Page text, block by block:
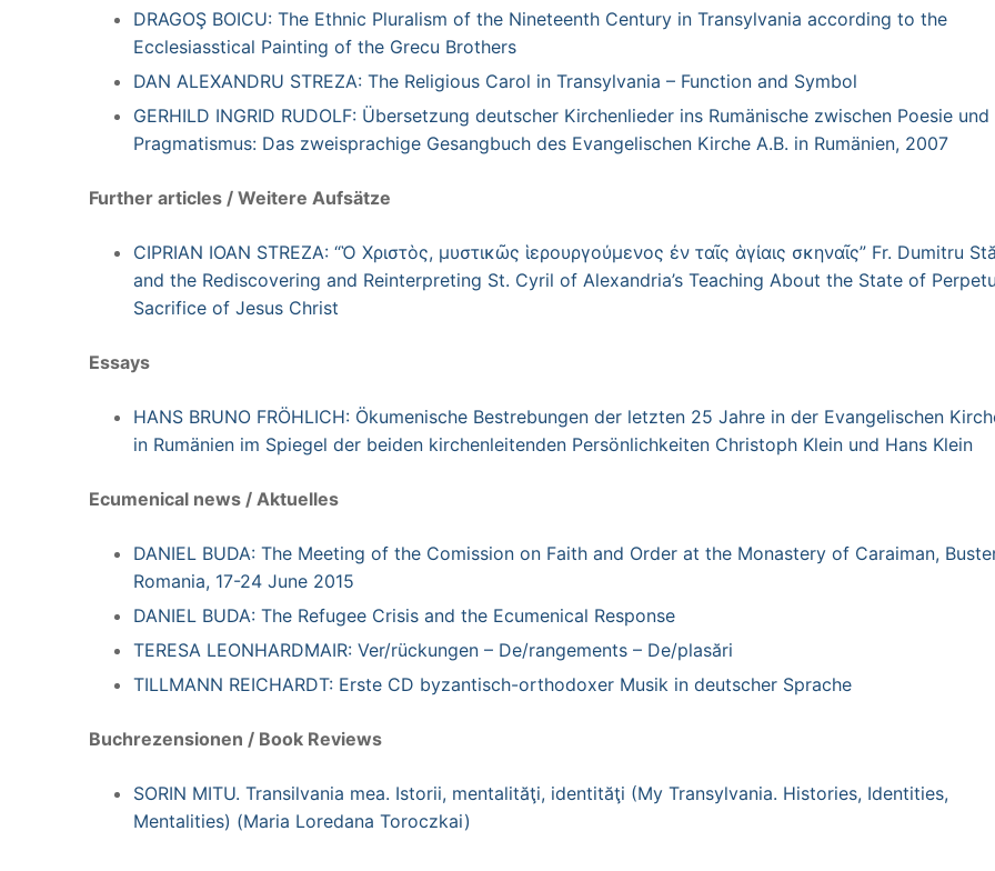
DRAGOŞ BOICU: The Ethnic Pluralism of the Nineteenth Century in Transylvania according to the
Ecclesiasstical Painting of the Grecu Brothers
DAN ALEXANDRU STREZA: The Religious Carol in Transylvania – Function and Symbol
GERHILD INGRID RUDOLF: Übersetzung deutscher Kirchenlieder ins Rumänische zwischen Poesie und
Pragmatismus: Das zweisprachige Gesangbuch des Evangelischen Kirche A.B. in Rumänien, 2007
Further articles / Weitere Aufsätze
CIPRIAN IOAN STREZA: “Ὁ Χριστὸς, μυστικῶς ἱερουργούμενος ἐν ταῖς ἁγίαις σκηναῖς” Fr. Dumitru
and the Rediscovering and Reinterpreting St. Cyril of Alexandria’s Teaching About the State of
Sacrifice of Jesus Christ
Essays
HANS BRUNO FRÖHLICH: Ökumenische Bestrebungen der letzten 25 Jahre in der Evangelischen
in Rumänien im Spiegel der beiden kirchenleitenden Persönlichkeiten Christoph Klein und Hans Klein
Ecumenical news / Aktuelles
DANIEL BUDA: The Meeting of the Comission on Faith and Order at the Monastery of Caraiman,
Romania, 17-24 June 2015
DANIEL BUDA: The Refugee Crisis and the Ecumenical Response
TERESA LEONHARDMAIR: Ver/rückungen – De/rangements – De/plasări
TILLMANN REICHARDT: Erste CD byzantisch-orthodoxer Musik in deutscher Sprache
Buchrezensionen / Book Reviews
SORIN MITU. Transilvania mea. Istorii, mentalităţi, identităţi (My Transylvania. Histories, Identities,
Mentalities) (Maria Loredana Toroczkai)